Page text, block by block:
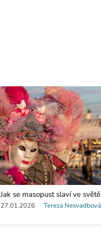
Jak se masopust slaví ve světě
27.01.2026 Tereza Nesvadbová